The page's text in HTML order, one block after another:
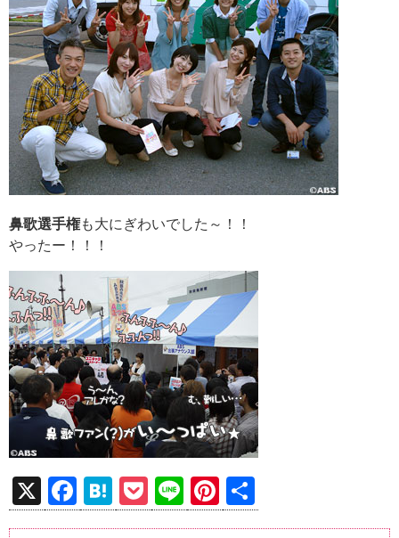
鼻歌選手権も大にぎわいでした～！！
やったー！！！
X
F
a
H
at
P
o
Li
n
Pi
nt 有